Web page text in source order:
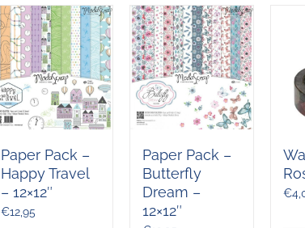
Paper Pack –
Happy Travel
– 12×12″
€12,95
Paper Pack –
Butterfly
Dream –
12×12″
€